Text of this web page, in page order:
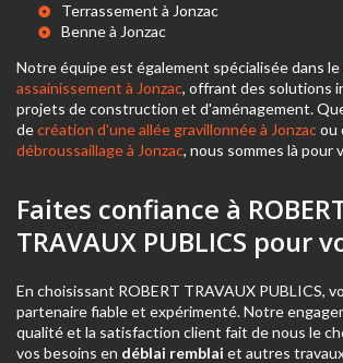
Terrassement à Jonzac
Benne à Jonzac
Notre équipe est également spécialisée dans le
assainissement à Jonzac, offrant des solutions
projets de construction et d'aménagement.
decréation d'une allée gravillonnée à Jonzacou
débroussaillage à Jonzac, nous sommes là pour
Faites confiance à
TRAVAUX PUBLICS pour
En choisissant ROBERT TRAVAUX PUBLICS,
partenaire fiable et expérimenté. Notre
qualité et la satisfaction client fait de nous le
vos besoins en déblai remblai et autres